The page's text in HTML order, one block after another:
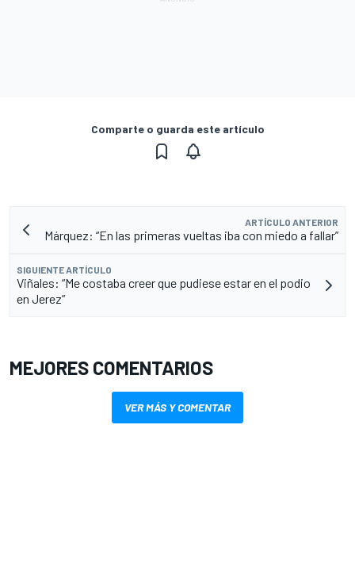
Comparte o guarda este artículo
ARTÍCULO ANTERIOR
Márquez: “En las primeras vueltas iba con miedo a fallar”
SIGUIENTE ARTÍCULO
Viñales: “Me costaba creer que pudiese estar en el podio
en Jerez”
MEJORES COMENTARIOS
VER MÁS Y COMENTAR